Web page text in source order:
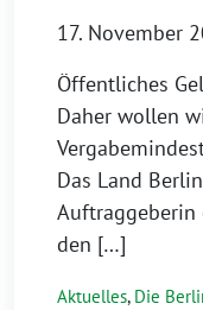
17. November
Öffentliches
Daher wollen
Das Land
Auftraggeberin
den […]
Aktuelles, Die